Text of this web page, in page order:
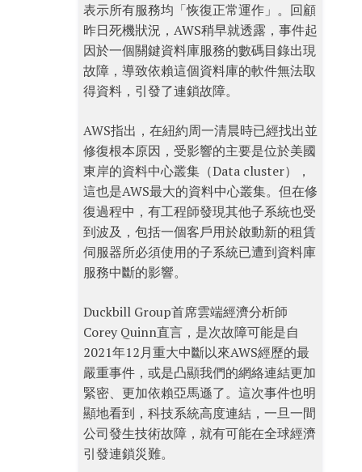
表示所有服務均「恢復正常運作」。回顧
昨日死機狀況，AWS稍早就透露，事件起
因於一個關鍵資料庫服務的數碼目錄出現
故障，導致依賴這個資料庫的軟件無法取
得資料，引發了連鎖故障。
AWS指出，在紐約周一清晨時已經找出並
修復根本原因，受影響的主要是位於美國
東岸的資料中心叢集（Data cluster），
這也是AWS最大的資料中心叢集。但在修
復過程中，有工程師發現其他子系統也受
到波及，包括一個客戶用於啟動新的租賃
伺服器所必須使用的子系統已遭到資料庫
服務中斷的影響。
Duckbill Group首席雲端經濟分析師
Corey Quinn直言，是次故障可能是自
2021年12月重大中斷以來AWS經歷的最
嚴重事件，或是凸顯我們的網絡連結更加
緊密、更加依賴亞馬遜了。這次事件也明
顯地看到，科技系統高度連結，一旦一間
公司發生技術故障，就有可能在全球經濟
引發連鎖災難。